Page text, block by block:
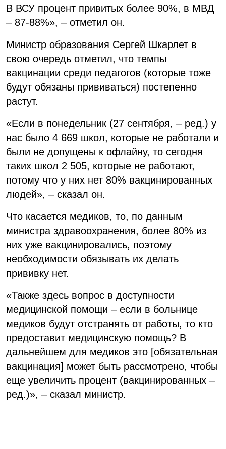
В ВСУ процент привитых более 90%, в МВД
– 87-88%», – отметил он.
Министр образования Сергей Шкарлет в
свою очередь отметил, что темпы
вакцинации среди педагогов (которые тоже
будут обязаны прививаться) постепенно
растут.
«Если в понедельник (27 сентября, – ред.) у
нас было 4 669 школ, которые не работали и
были не допущены к офлайну, то сегодня
таких школ 2 505, которые не работают,
потому что у них нет 80% вакцинированных
людей», – сказал он.
Что касается медиков, то, по данным
министра здравоохранения, более 80% из
них уже вакцинировались, поэтому
необходимости обязывать их делать
прививку нет.
«Также здесь вопрос в доступности
медицинской помощи – если в больнице
медиков будут отстранять от работы, то кто
предоставит медицинскую помощь? В
дальнейшем для медиков это [обязательная
вакцинация] может быть рассмотрено, чтобы
еще увеличить процент (вакцинированных –
ред.)», – сказал министр.